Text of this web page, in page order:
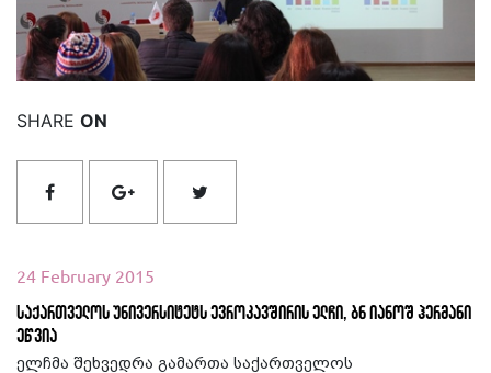
SHARE ON
24 February 2015
საქართველოს უნივერსიტეტს ევროკავშირის ელჩი, ბნ იანოშ ჰერმანი
ეწვია
ელჩმა შეხვედრა გამართა საქართველოს